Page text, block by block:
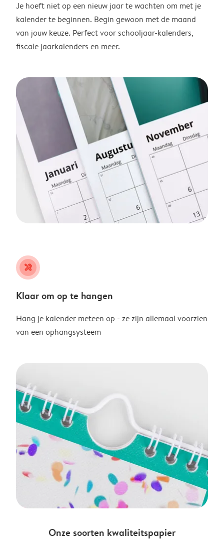
Je hoeft niet op een nieuw jaar te wachten om met je
kalender te beginnen. Begin gewoon met de maand
van jouw keuze. Perfect voor schooljaar-kalenders,
fiscale jaarkalenders en meer.
tools
Klaar om op te hangen
Hang je kalender meteen op - ze zijn allemaal voorzien
van een ophangsysteem
Onze soorten kwaliteitspapier